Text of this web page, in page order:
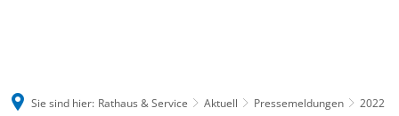
Sie sind hier: Rathaus & Service Aktuell Pressemeldungen
2022